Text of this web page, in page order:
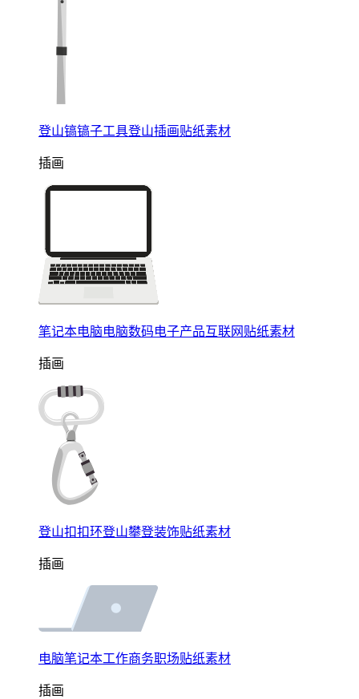
登山镐镐子工具登山插画贴纸素材
插画
笔记本电脑电脑数码电子产品互联网贴纸素材
插画
登山扣扣环登山攀登装饰贴纸素材
插画
电脑笔记本工作商务职场贴纸素材
插画